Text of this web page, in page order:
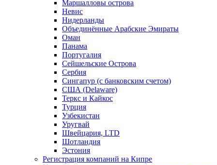
Маршалловы острова
Нeвис
Нидерланды
Объединённые Арабские Эмираты
Оман
Панама
Португалия
Сейшельские Острова
Сербия
Сингапур (c банковским счетом)
США (Delaware)
Теркс и Кайкос
Турция
Узбекистан
Уругвай
Швейцария, LTD
Шотландия
Эстония
Регистрация компаний на Кипре